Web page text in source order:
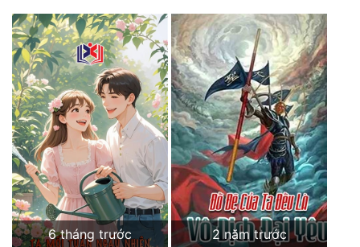
Điền Văn
Đô Thị
Đông Phương
Đông Phương Huyền Huyễn
Đồng Nhân
Cẩu Đạo Trường Sinh
Ngự Thú6 tháng trước
2 năm trước